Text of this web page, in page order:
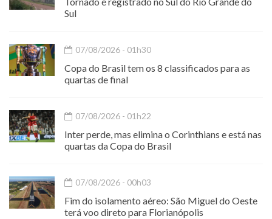
Sul
07/08/2026 - 01h30
Copa do Brasil tem os 8 classificados para as
quartas de final
07/08/2026 - 01h22
Inter perde, mas elimina o Corinthians e está nas
quartas da Copa do Brasil
07/08/2026 - 00h03
Fim do isolamento aéreo: São Miguel do Oeste
terá voo direto para Florianópolis